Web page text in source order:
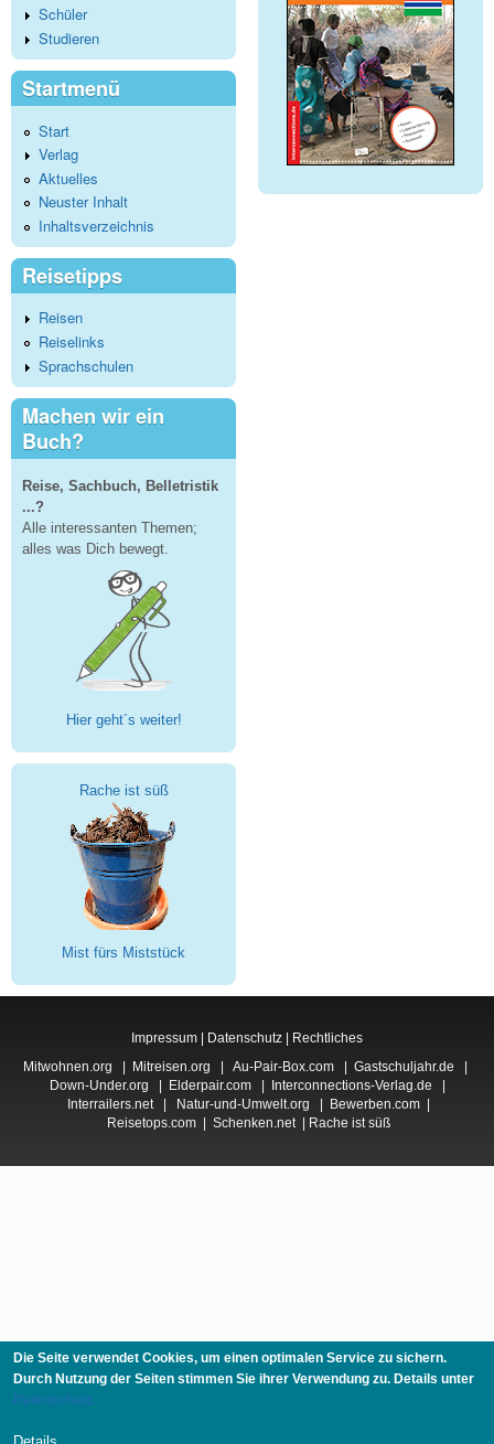
Schüler
Studieren
Startmenü
Start
Verlag
Aktuelles
Neuster Inhalt
Inhaltsverzeichnis
Reisetipps
Reisen
Reiselinks
Sprachschulen
Machen wir ein
Buch?
Reise, Sachbuch, Belletristik
...?
Alle interessanten Themen;
alles was Dich bewegt.
Hier geht´s weiter!
Rache ist süß
Mist fürs Miststück
Impressum | Datenschutz | Rechtliches
Mitwohnen.org
Mitreisen.org Au-Pair-Box.com Gastschuljahr.de
Down-Under.org
Elderpair.com| Interconnections-Verlag.de
Interrailers.net| Natur-und-Umwelt.org Bewerben.com
Reisetops.com
Schenken.net| Rache ist süß
Die Seite verwendet Cookies, um einen optimalen Service zu sichern.
Durch Nutzung der Seiten stimmen Sie ihrer Verwendung zu. Details unter
Datenschutz.